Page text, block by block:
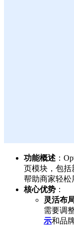
功能概述 ：
页模块，包括
帮助商家轻松
核心优势 ：
灵活布
需要调
示和品